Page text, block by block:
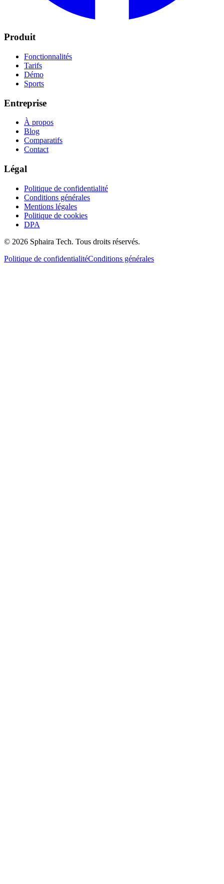
Produit
Fonctionnalités
Tarifs
Démo
Sports
Entreprise
À propos
Blog
Comparatifs
Contact
Légal
Politique de confidentialité
Conditions générales
Mentions légales
Politique de cookies
DPA
© 2026 Sphaira Tech. Tous droits réservés.
Politique de confidentialitéConditions générales